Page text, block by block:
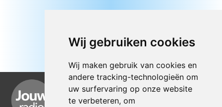
Wij gebruiken cookies
Wij maken gebruik van cookies en
andere tracking-technologieën om
uw surfervaring op onze website
te verbeteren, om